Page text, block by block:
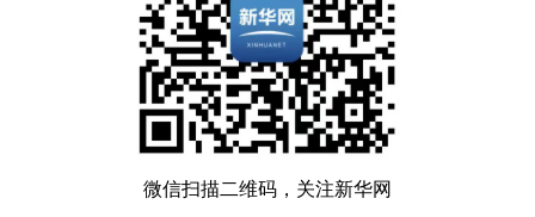
微信扫描二维码，关注新华网